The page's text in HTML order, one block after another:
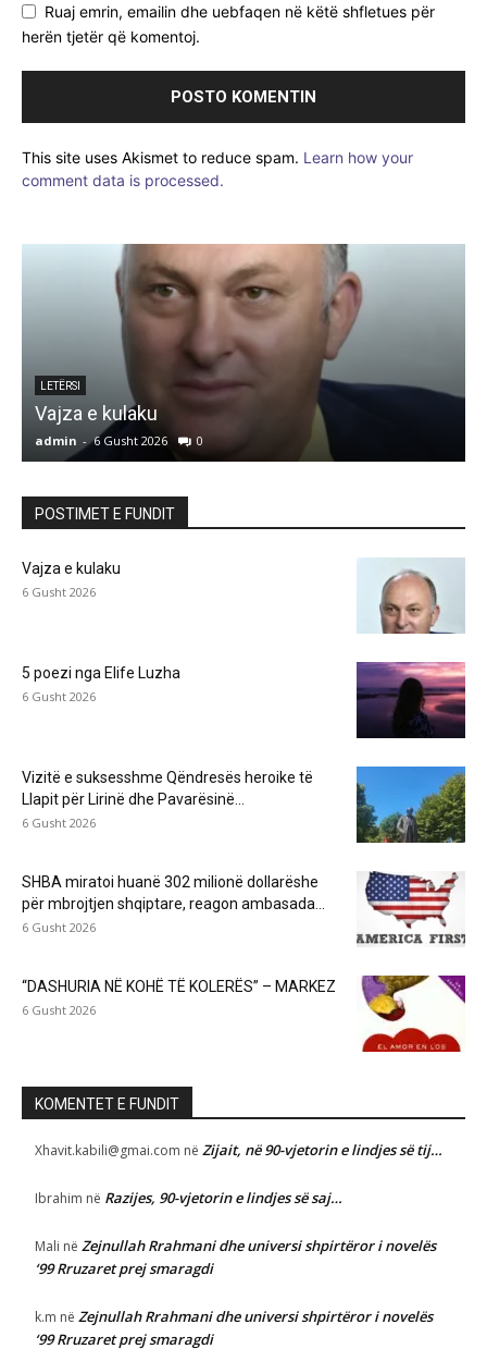
Ruaj emrin, emailin dhe uebfaqen në këtë shfletues për
herën tjetër që komentoj.
This site uses Akismet to reduce spam. Learn how your
comment data is processed.
LETËRSI
5 poezi nga Elife Luzha
admin - 6 Gusht 2026 0
POSTIMET E FUNDIT
Vajza e kulaku
6 Gusht 2026
5 poezi nga Elife Luzha
6 Gusht 2026
Vizitë e suksesshme Qëndresës heroike të
Llapit për Lirinë dhe Pavarësinë...
6 Gusht 2026
SHBA miratoi huanë 302 milionë dollarëshe
për mbrojtjen shqiptare, reagon ambasada...
6 Gusht 2026
“DASHURIA NË KOHË TË KOLERËS” – MARKEZ
6 Gusht 2026
KOMENTET E FUNDIT
Xhavit.kabili@gmai.com në Zijait, në 90-vjetorin e lindjes së tij…
Ibrahim në Razijes, 90-vjetorin e lindjes së saj…
Mali në Zejnullah Rrahmani dhe universi shpirtëror i novelës
‘99 Rruzaret prej smaragdi
k.m në Zejnullah Rrahmani dhe universi shpirtëror i novelës
‘99 Rruzaret prej smaragdi